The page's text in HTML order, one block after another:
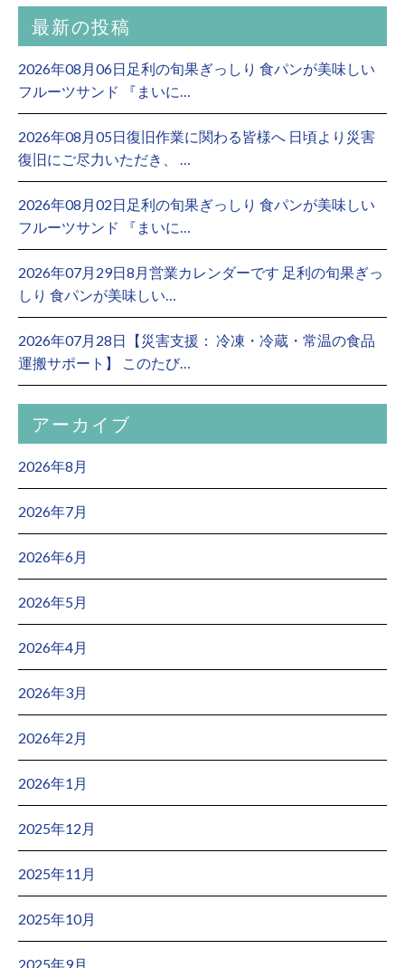
最新の投稿
2026年08月06日足利の旬果ぎっしり 食パンが美味しい
フルーツサンド 『まいに…
2026年08月05日復旧作業に関わる皆様へ 日頃より災害
復旧にご尽力いただき、 …
2026年08月02日足利の旬果ぎっしり 食パンが美味しい
フルーツサンド 『まいに…
2026年07月29日8月営業カレンダーです 足利の旬果ぎっ
しり 食パンが美味しい…
2026年07月28日【災害支援： 冷凍・冷蔵・常温の食品
運搬サポート】 このたび…
アーカイブ
2026年8月
2026年7月
2026年6月
2026年5月
2026年4月
2026年3月
2026年2月
2026年1月
2025年12月
2025年11月
2025年10月
2025年9月